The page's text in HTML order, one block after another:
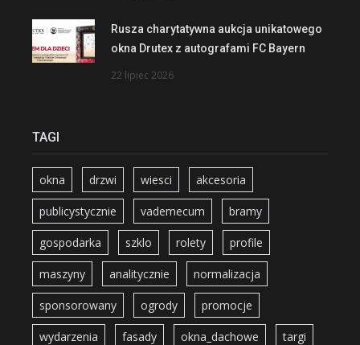
Rusza charytatywna aukcja unikatowego
okna Drutex z autografami FC Bayern
22 lipiec 2026
TAGI
okna drzwi wiesci akcesoria
publicystycznie vademecum bramy
gospodarka szklo rolety profile
maszyny analitycznie normalizacja
sponsorowany ogrody promocje
wydarzenia fasady okna_dachowe targi